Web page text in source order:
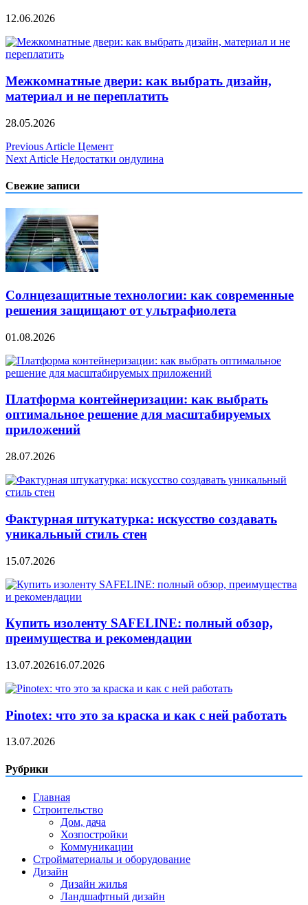
12.06.2026
Межкомнатные двери: как выбрать дизайн,
материал и не переплатить
28.05.2026
Навигация
по
записям
Previous Article Цемент
Next Article Недостатки ондулина
Свежие записи
Солнцезащитные технологии: как современные
решения защищают от ультрафиолета
01.08.2026
Платформа контейнеризации: как выбрать
оптимальное решение для масштабируемых
приложений
28.07.2026
Фактурная штукатурка: искусство создавать
уникальный стиль стен
15.07.2026
Купить изоленту SAFELINE: полный обзор,
преимущества и рекомендации
13.07.202616.07.2026
Pinotex: что это за краска и как с ней работать
13.07.2026
Рубрики
Главная
Строительство
Дом, дача
Хозпостройки
Коммуникации
Стройматериалы и оборудование
Дизайн
Дизайн жилья
Ландшафтный дизайн